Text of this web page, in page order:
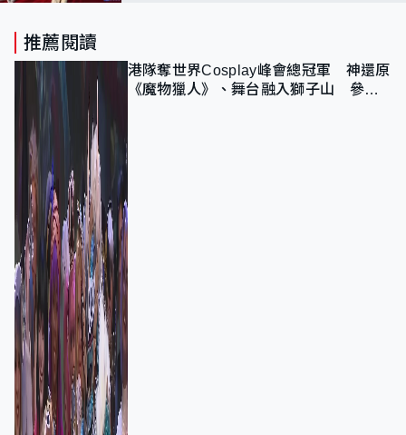
推薦閱讀
港隊奪世界Cosplay峰會總冠軍 神還原
《魔物獵人》、舞台融入獅子山 參賽